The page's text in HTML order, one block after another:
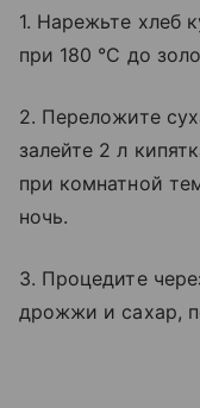
1. Нарежьте хлеб
при 180 °C до
2. Переложите
залейте 2 л
при комнатной
ночь.
3. Процедите
дрожжи и сахар,